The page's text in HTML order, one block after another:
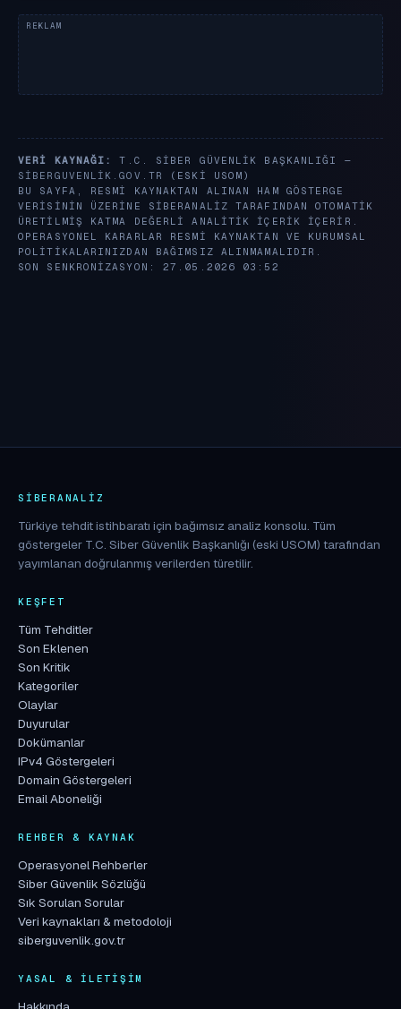
VERI KAYNAĞI:
T.C. SIBER GÜVENLIK BAŞKANLIĞI —
SIBERGUVENLIK.GOV.TR
(ESKI USOM)
BU SAYFA, RESMI KAYNAKTAN ALINAN HAM GÖSTERGE
VERISININ ÜZERINE SIBERANALIZ TARAFINDAN OTOMATIK
ÜRETILMIŞ KATMA DEĞERLI ANALITIK IÇERIK IÇERIR.
OPERASYONEL KARARLAR RESMI KAYNAKTAN VE KURUMSAL
POLITIKALARINIZDAN BAĞIMSIZ ALINMAMALIDIR.
SON SENKRONIZASYON: 27.05.2026 03:52
SIBERANALIZ
Türkiye tehdit istihbaratı için bağımsız analiz konsolu. Tüm
göstergeler T.C. Siber Güvenlik Başkanlığı (eski USOM) tarafından
yayımlanan doğrulanmış verilerden türetilir.
KEŞFET
Tüm Tehditler
Son Eklenen
Son Kritik
Kategoriler
Olaylar
Duyurular
Dokümanlar
IPv4 Göstergeleri
Domain Göstergeleri
Email Aboneliği
REHBER & KAYNAK
Operasyonel Rehberler
Siber Güvenlik Sözlüğü
Sık Sorulan Sorular
Veri kaynakları & metodoloji
siberguvenlik.gov.tr
YASAL & İLETIŞIM